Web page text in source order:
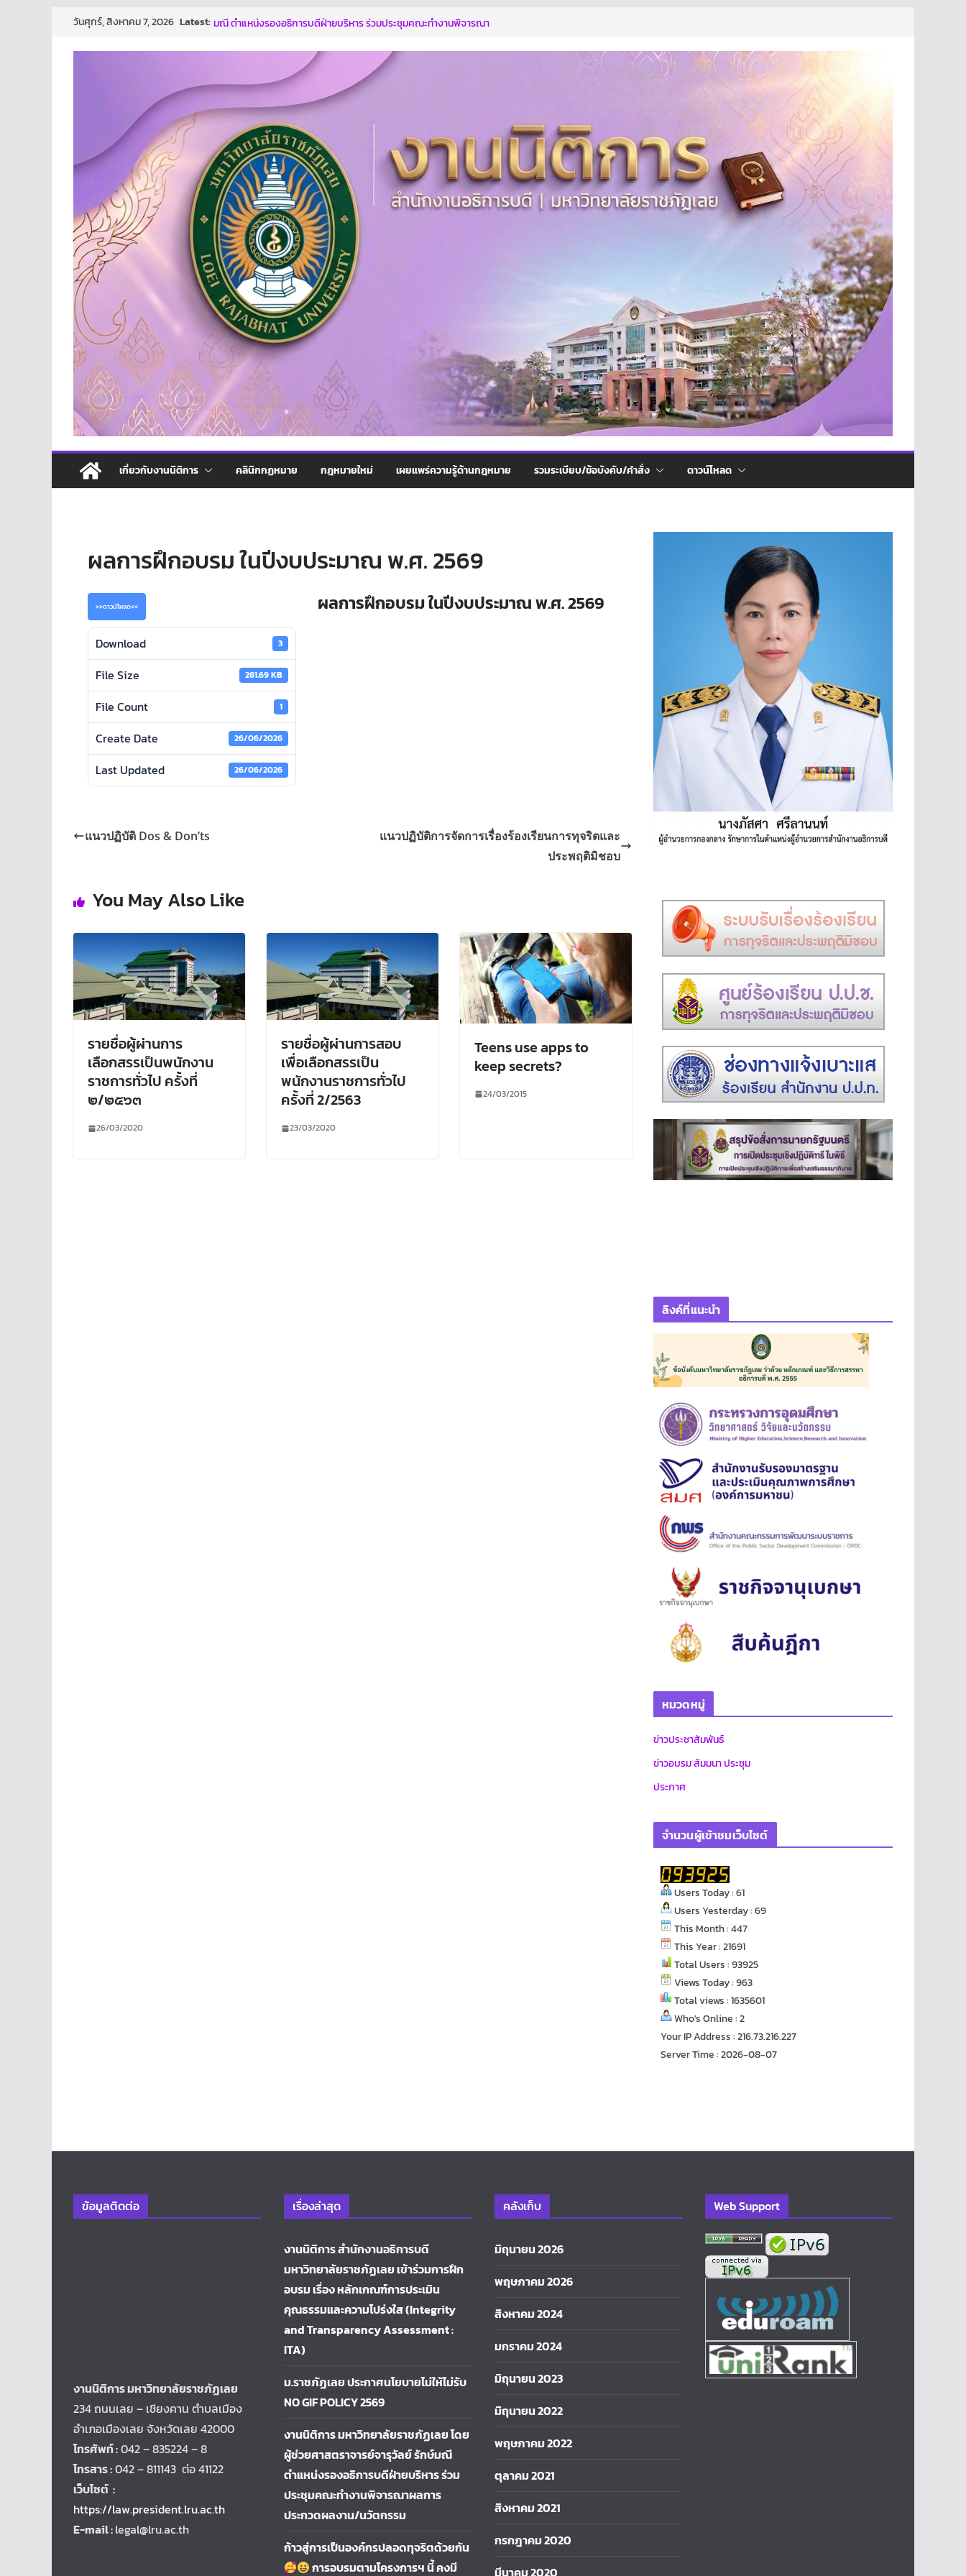
content
วันศุกร์, สิงหาคม 7, 2026 Latest:งานนิติการ มหาวิทยาลัยราชภัฏเลย โดยผู้ช่วยศาสตราจารย์จารุวัลย์ รักษ์
ผลการประกวดผลงาน/นวัตกรรม
ก้าวสู่การเป็นองค์กรปลอดทุจริตด้วยกัน
นี้ คงมีส่วนช่วยให้ทุกท่านตระหนักถึงการกระทำที่ส่อไปในทางทุจริต รู้เท่า
ทันเจตนา เเละหยุดการกระทำที่ทุจริต
โครงการเสริมสร้างธรรมาภิบาลสู่การเป็นองค์กรปลอดการทุจริต” ประจำ
ปีงบประมาณ พ.ศ. 2569
งานนิติการ สำนักงานอธิการบดี มหาวิทยาลัยราชภัฏเลย เข้าร่วมการฝึก
อบรม เรื่อง หลักเกณฑ์การประเมินคุณธรรมและความโปร่งใส (Integrity
and Transparency Assessment : ITA)
ม.ราชภัฏเลย ประกาศนโยบายไม่ให้ไม่รับ NO GIF POLICY 2569
เกี่ยวกับงานนิติการ คลินิกกฏหมาย กฎหมายใหม่ เผยแพร่ความรู้ด้านกฎหมาย รวมระเบียบ/ข้อบังคับ/คำสั่ง ดาวน์โหลด
ผลการฝึกอบรม ในปีงบประมาณ พ.ศ. 2569
>>ดาวน์โหลด<<
Download 3
File Size 281.69 KB
File Count 1
Create Date 26/06/2026
Last Updated 26/06/2026
ผลการฝึกอบรม ในปีงบประมาณ พ.ศ. 2569
แนวปฏิบัติ Dos & Don’ts
แนวปฏิบัติการจัดการเรื่องร้องเรียนการทุจริตและ
ประพฤติมิชอบ
You May Also Like
รายชื่อผู้ผ่านการ
เลือกสรรเป็นพนักงาน
ราชการทั่วไป ครั้งที่
๒/๒๕๖๓
26/03/2020
รายชื่อผู้ผ่านการสอบ
เพื่อเลือกสรรเป็น
พนักงานราชการทั่วไป
ครั้งที่ 2/2563
23/03/2020
Teens use apps to
keep secrets?
24/03/2015
ลิงค์ที่แนะนำ
หมวดหมู่
ข่าวประชาสัมพันธ์
ข่าวอบรม สัมมนา ประชุม
ประกาศ
จำนวนผู้เข้าชมเว็บไซต์
Users Today : 61
Users Yesterday : 69
This Month : 447
This Year : 21691
Total Users : 93925
Views Today : 963
Total views : 1635601
Who's Online : 2
Your IP Address : 216.73.216.227
Server Time : 2026-08-07
ข้อมูลติดต่อ
งานนิติการ มหาวิทยาลัยราชภัฏเลย
234 ถนนเลย – เชียงคาน ตำบลเมือง
อำเภอเมืองเลย จังหวัดเลย 42000
โทรศัพท์ :042 – 835224 – 8
โทรสาร :042 – 811143 ต่อ 41122
เว็บไซต์ :
https://law.president.lru.ac.th
E-mail :legal@lru.ac.th
เรื่องล่าสุด
งานนิติการ สำนักงานอธิการบดี
มหาวิทยาลัยราชภัฏเลย เข้าร่วมการฝึก
อบรม เรื่อง หลักเกณฑ์การประเมิน
คุณธรรมและความโปร่งใส (Integrity
and Transparency Assessment :
ITA)
ม.ราชภัฏเลย ประกาศนโยบายไม่ให้ไม่รับ
NO GIF POLICY 2569
งานนิติการ มหาวิทยาลัยราชภัฏเลย โดย
ผู้ช่วยศาสตราจารย์จารุวัลย์ รักษ์มณี
ตำแหน่งรองอธิการบดีฝ่ายบริหาร ร่วม
ประชุมคณะทำงานพิจารณาผลการ
ประกวดผลงาน/นวัตกรรม
ก้าวสู่การเป็นองค์กรปลอดทุจริตด้วยกัน
การอบรมตามโครงการฯ นี้ คงมี
คลังเก็บ
มิถุนายน 2026
พฤษภาคม 2026
สิงหาคม 2024
มกราคม 2024
มิถุนายน 2023
มิถุนายน 2022
พฤษภาคม 2022
ตุลาคม 2021
สิงหาคม 2021
กรกฎาคม 2020
มีนาคม 2020
Web Support